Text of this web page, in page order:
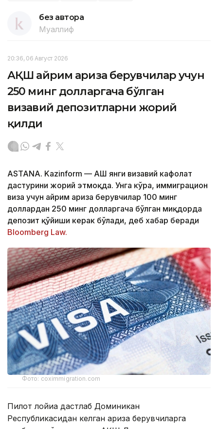
без автора
Муаллиф
20:36, 06 Август 2026
АҚШ айрим ариза берувчилар учун
250 минг долларгача бўлган
визавий депозитларни жорий
қилди
ASTANA. Kazinform — АҚШ янги визавий кафолат
дастурини жорий этмоқда. Унга кўра, иммиграцион
виза учун айрим ариза берувчилар 100 минг
доллардан 250 минг долларгача бўлган миқдорда
депозит қўйиши керак бўлади, деб хабар беради
Bloomberg Law.
Фото: coximmigration.com
Пилот лойиҳа дастлаб Доминикан
Республикасидан келган ариза берувчиларга